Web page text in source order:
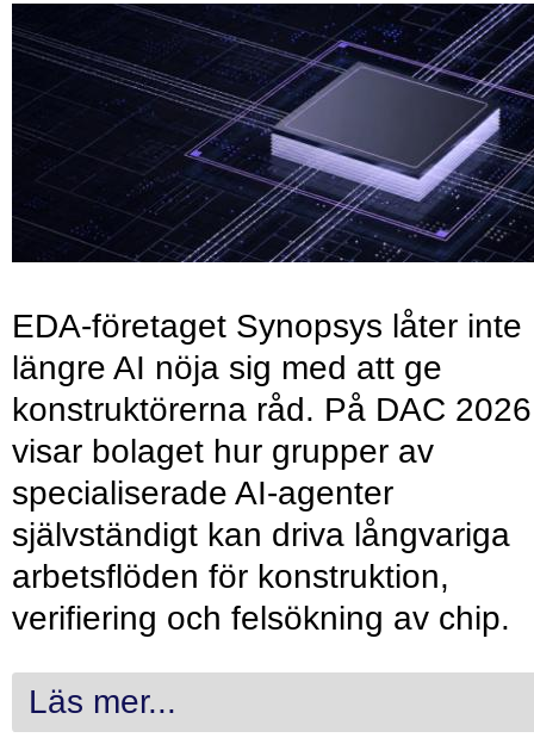
EDA-företaget Synopsys låter inte
längre AI nöja sig med att ge
konstruktörerna råd. På DAC 2026
visar bolaget hur grupper av
specialiserade AI-agenter
självständigt kan driva långvariga
arbetsflöden för konstruktion,
verifiering och felsökning av chip.
Läs mer...